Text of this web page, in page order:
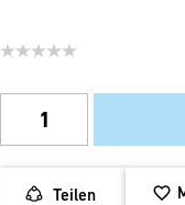
Teilen